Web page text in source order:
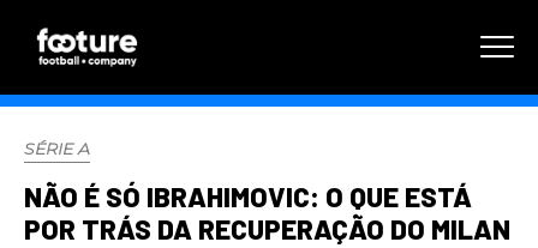
SÉRIE A
NÃO É SÓ IBRAHIMOVIC: O QUE ESTÁ
POR TRÁS DA RECUPERAÇÃO DO MILAN